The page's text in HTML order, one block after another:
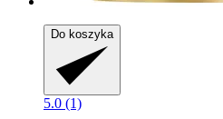
Do koszyka
5.0 (1)